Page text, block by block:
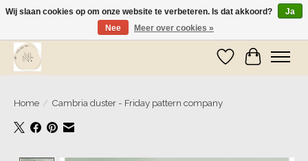
Wij zijn op vakantie! Vanaf zaterdag 9 mei worden er weer pakketjes verzonden
Verlanglijst
Home / Cambria duster - Friday pattern company
Wij slaan cookies op om onze website te verbeteren. Is dat akkoord?
Ja
Nee
Meer over cookies »